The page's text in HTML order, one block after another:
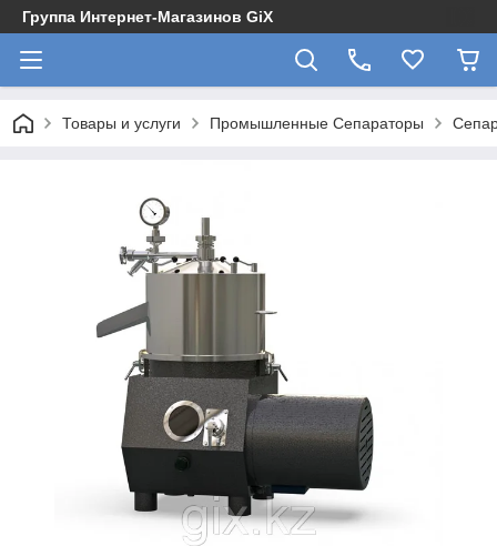
Группа Интернет-Магазинов GiX
Товары и услуги Промышленные Сепараторы